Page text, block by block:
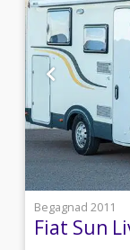
Begagnad 2011
Fiat Sun